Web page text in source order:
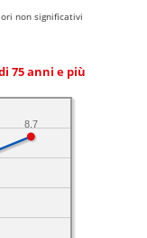
non significativi
75 anni e più
8.7